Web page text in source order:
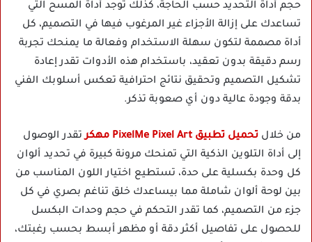
حجم أداة التحديد حسب الحاجة، كذلك توجد أداة المسح التي
تساعدك على إزالة الأجزاء غير المرغوب فيها في التصميم، كل
أداة مصممة لتكون سهلة الاستخدام وفعالة ما يمنحك تجربة
رسم دقيقة بدون تعقيد، باستخدام هذه الأدوات تقدر إعادة
تشكيل التصميم وتحقيق نتائج احترافية تعكس أسلوبك الفني
بدقة وجودة عالية دون أي صعوبة تذكر.
من خلال تحميل تطبيق PixelMe Pixel Art مهكر
تقدر الوصول
إلى أداة التلوين الذكية التي تمنحك مرونة كبيرة في تحديد ألوان
كل وحدة بكسلية على حدة، تستطيع اختيار اللون المناسب من
بين لوحة ألوان شاملة مما بيساعدك خلق تناغم بصري في كل
جزء من التصميم، كما تقدر التحكم في حجم وحدات البكسل
للحصول على تفاصيل أكثر دقة أو مظهر أبسط بحسب رغبتك،